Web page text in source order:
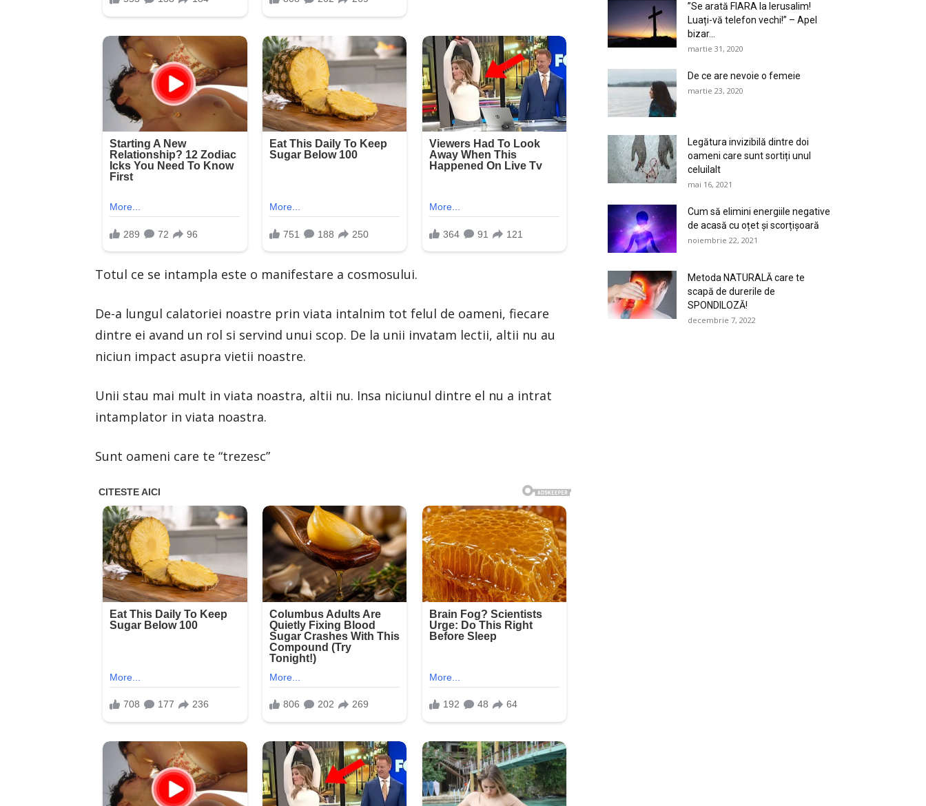
Totul ce se intampla este o manifestare a cosmosului.
De-a lungul calatoriei noastre prin viata intalnim tot felul de oameni, fiecare
dintre ei avand un rol si servind unui scop. De la unii invatam lectii, altii nu au
niciun impact asupra vietii noastre.
Unii stau mai mult in viata noastra, altii nu. Insa niciunul dintre el nu a intrat
intamplator in viata noastra.
Sunt oameni care te “trezesc”
”Se arată FIARA la Ierusalim!
Luați-vă telefon vechi!” – Apel
bizar...
martie 31, 2020
De ce are nevoie o femeie
martie 23, 2020
Legătura invizibilă dintre doi
oameni care sunt sortiți unul
celuilalt
mai 16, 2021
Cum să elimini energiile negative
de acasă cu oțet și scorțișoară
noiembrie 22, 2021
Metoda NATURALĂ care te
scapă de durerile de
SPONDILOZĂ!
decembrie 7, 2022